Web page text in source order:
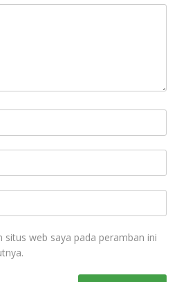
situs web saya pada peramban ini